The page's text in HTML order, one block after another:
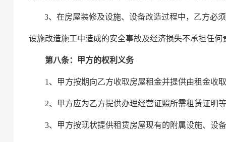
3、在房屋装修及设施、设备改造过程中，乙方必
设施改造施工中造成的安全事故及经济损失不承担任何
第八条：甲方的权利义务
1、 甲方按期向乙方收取房屋租金并提供由租金收
2、甲方应为乙方提供办理经营证照所需租赁证明
3、甲方按现状提供租赁房屋现有的附属设施、设